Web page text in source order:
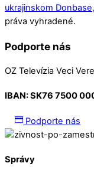
ukrajinskom
práva vyhradené.
Podporte nás
OZ Televízia Veci
IBAN:SK76 7500
Podporte nás
Správy